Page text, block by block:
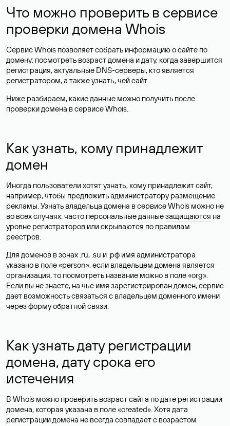
Что можно проверить в сервисе
проверки домена Whois
Сервис Whois позволяет собрать информацию о сайте по
домену: посмотреть возраст домена и дату, когда завершится
регистрация, актуальные DNS-серверы, кто является
регистратором, а также узнать, чей сайт.
Ниже разбираем, какие данные можно получить после
проверки домена в сервисе Whois.
Как узнать, кому принадлежит
домен
Иногда пользователи хотят узнать, кому принадлежит сайт,
например, чтобы предложить администратору размещение
рекламы. Узнать владельца домена в сервисе Whois можно не
во всех случаях: часто персональные данныезащищаются на
уровне регистраторов или скрываются по правилам
реестров.
Для доменов в зонах .ru, .su и .рф имя администратора
указано в поле «person», если владельцем домена является
организация, то посмотреть название можно в поле «org».
Если вы не знаете, на чье имя зарегистрирован домен, сервис
дает возможность связаться с владельцем доменного имени
через форму обратной связи.
Как узнать дату регистрации
домена, дату срока его
истечения
В Whois можно проверить возраст сайта по дате регистрации
домена, которая указана в поле «created». Хотя дата
регистрации домена не всегда совпадает с возрастом